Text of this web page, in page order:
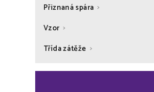
Přiznaná spára
Vzor
Třída zátěže